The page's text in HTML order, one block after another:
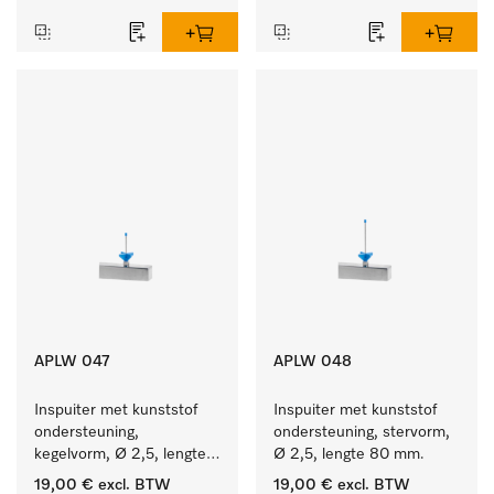
APLW 047
Inspuiter met kunststof
ondersteuning,
kegelvorm, Ø 2,5, lengte
50 mm.
19,00 € excl. BTW
APLW 048
Inspuiter met kunststof
ondersteuning, stervorm,
Ø 2,5, lengte 80 mm.
19,00 € excl. BTW